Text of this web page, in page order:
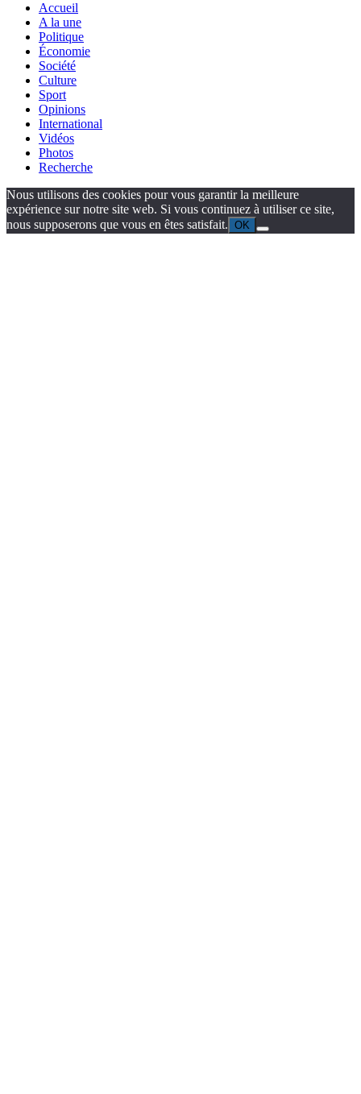
Accueil
A la une
Politique
Économie
Société
Culture
Sport
Opinions
International
Vidéos
Photos
Recherche
Nous utilisons des cookies pour vous garantir la meilleure
expérience sur notre site web. Si vous continuez à utiliser ce site,
nous supposerons que vous en êtes satisfait. OK